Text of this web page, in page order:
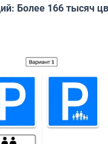
Более 166 тысяч